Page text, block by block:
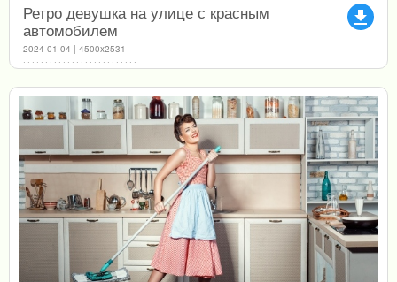
file_download
Ретро девушка на улице с красным
автомобилем
2024-01-04 | 4500x2531